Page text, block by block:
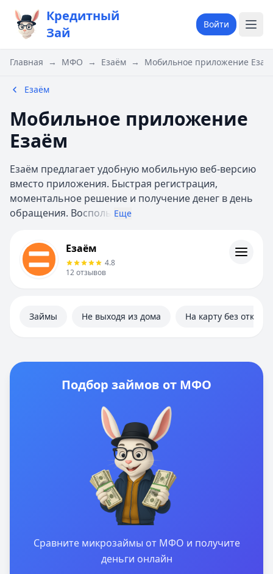
Кредитный
Зай
Войти
Главная → МФО → Езаём → Мобильное приложение
Езаём
Мобильное приложение
Езаём
Езаём предлагает удобную мобильную веб-версию
вместо приложения. Быстрая регистрация,
моментальное решение и получение денег в день
обращения. Восполь Еще
ИнформацияЕзаём
4.8
12отзывов
Займы Не выходя из дома На карту без отказа
Подбор займов от МФО
Сравните микрозаймы от МФО и получите
деньги онлайн